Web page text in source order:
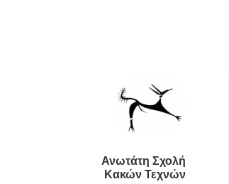
Ανωτάτη Σχολή
Κακών Τεχνών